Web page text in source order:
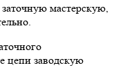
мастерскую,
цепи заводскую